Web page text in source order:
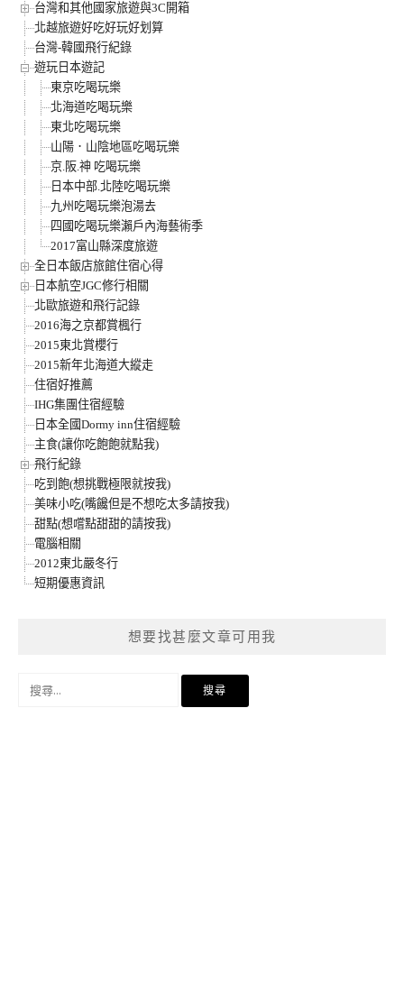
台灣和其他國家旅遊與3C開箱
北越旅遊好吃好玩好划算
台灣-韓國飛行紀錄
遊玩日本遊記
東京吃喝玩樂
北海道吃喝玩樂
東北吃喝玩樂
山陽．山陰地區吃喝玩樂
京.阪.神 吃喝玩樂
日本中部.北陸吃喝玩樂
九州吃喝玩樂泡湯去
四國吃喝玩樂瀨戶內海藝術季
2017富山縣深度旅遊
全日本飯店旅館住宿心得
日本航空JGC修行相關
北歐旅遊和飛行記錄
2016海之京都賞楓行
2015東北賞櫻行
2015新年北海道大縱走
住宿好推薦
IHG集團住宿經驗
日本全國Dormy inn住宿經驗
主食(讓你吃飽飽就點我)
飛行紀錄
吃到飽(想挑戰極限就按我)
美味小吃(嘴饞但是不想吃太多請按我)
甜點(想嚐點甜甜的請按我)
電腦相關
2012東北嚴冬行
短期優惠資訊
想要找甚麼文章可用我